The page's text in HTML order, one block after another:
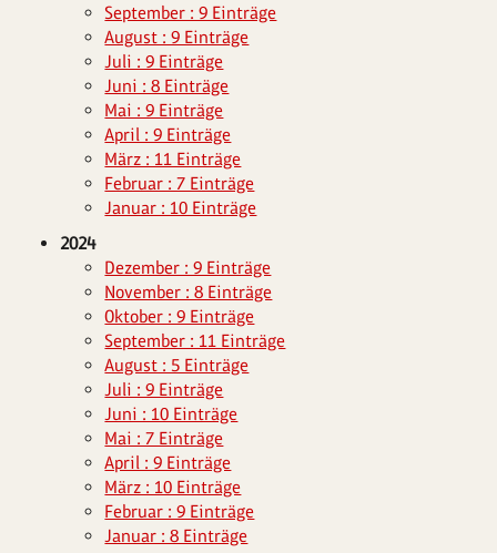
September : 9 Einträge
August : 9 Einträge
Juli : 9 Einträge
Juni : 8 Einträge
Mai : 9 Einträge
April : 9 Einträge
März : 11 Einträge
Februar : 7 Einträge
Januar : 10 Einträge
2024
Dezember : 9 Einträge
November : 8 Einträge
Oktober : 9 Einträge
September : 11 Einträge
August : 5 Einträge
Juli : 9 Einträge
Juni : 10 Einträge
Mai : 7 Einträge
April : 9 Einträge
März : 10 Einträge
Februar : 9 Einträge
Januar : 8 Einträge